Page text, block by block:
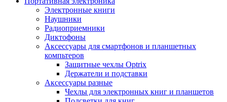
Электронные книги
Наушники
Радиоприемники
Диктофоны
Аксессуары для смартфонов и планшетных
компьтеров
Защитные чехлы Optrix
Держатели и подставки
Аксессуары разные
Чехлы для электронных книг и планшетов